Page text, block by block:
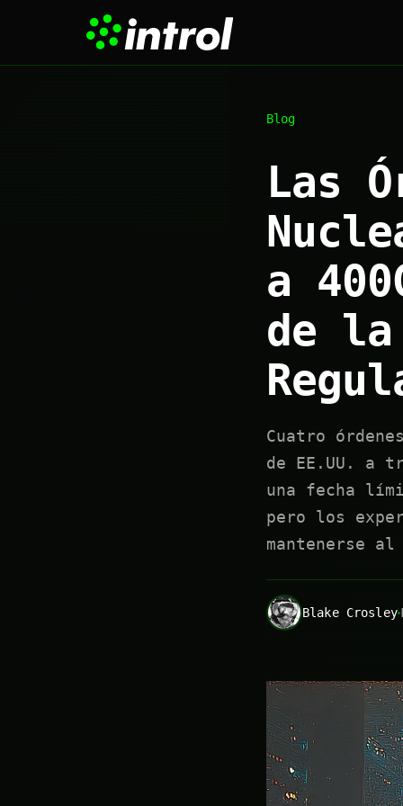
Blog
Las
a
de la
Cuatro
de EE.UU. a
una fecha
pero los
mantenerse
Blake Crosley